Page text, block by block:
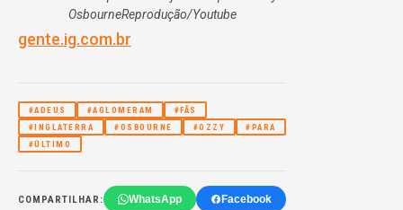
OsbourneReprodução/Youtube
gente.ig.com.br
#ADEUS #AGLOMERAM
#FÃS
#INGLATERRA
#OSBOURNE #OZZY
#PARA
#ÚLTIMO
COMPARTILHAR: WhatsApp Facebook